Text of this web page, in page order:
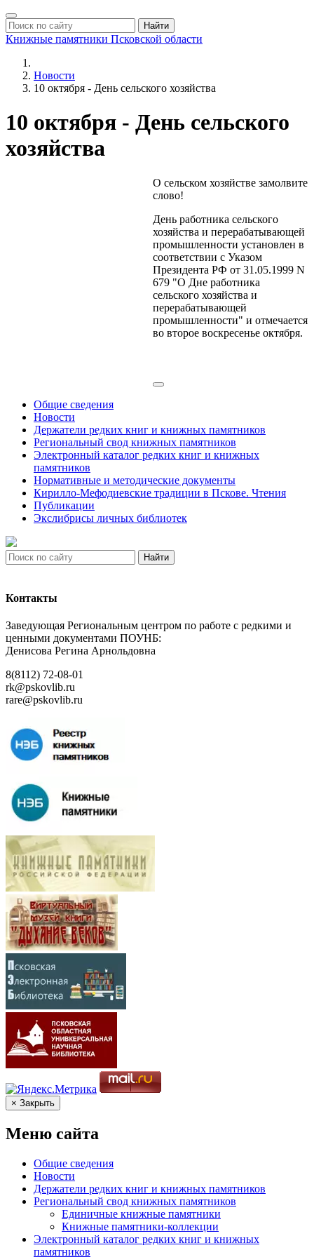
Найти
Книжные памятники Псковской области
Новости
10 октября - День сельского хозяйства
10 октября - День сельского
хозяйства
О сельском хозяйстве замолвите
слово!
День работника сельского
хозяйства и перерабатывающей
промышленности установлен в
соответствии с Указом
Президента РФ от 31.05.1999 N
679 "О Дне работника
сельского хозяйства и
перерабатывающей
промышленности" и отмечается
во второе воскресенье октября.
Общие сведения
Новости
Держатели редких книг и книжных памятников
Региональный свод книжных памятников
Электронный каталог редких книг и книжных
памятников
Нормативные и методические документы
Кирилло-Мефодиевские традиции в Пскове. Чтения
Публикации
Экслибрисы личных библиотек
Найти
Контакты
Заведующая Региональным центром по работе с редкими и
ценными документами ПОУНБ:
Денисова Регина Арнольдовна
8(8112) 72-08-01
rk@pskovlib.ru
rare@pskovlib.ru
× Закрыть
Меню сайта
Общие сведения
Новости
Держатели редких книг и книжных памятников
Региональный свод книжных памятников
Единичные книжные памятники
Книжные памятники-коллекции
Электронный каталог редких книг и книжных
памятников